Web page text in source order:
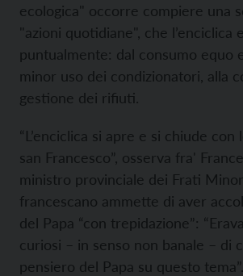
ecologica" occorre compiere una
"azioni quotidiane", che l’enciclica
puntualmente: dal consumo equo
minor uso dei condizionatori, alla
gestione dei rifiuti.
“L’enciclica si apre e si chiude con
san Francesco”, osserva fra'
ministro provinciale dei Frati
francescano ammette di aver
del Papa “con trepidazione”:
curiosi – in senso non banale – di
pensiero del Papa su questo tema”.